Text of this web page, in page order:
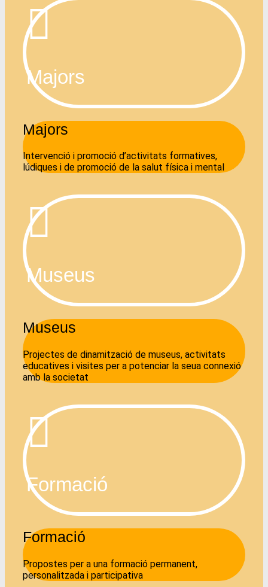
Majors
Majors
Intervenció i promoció d’activitats formatives,
lúdiques i de promoció de la salut física i mental
Museus
Museus
Projectes de dinamització de museus, activitats
educatives i visites per a potenciar la seua connexió
amb la societat
Formació
Formació
Propostes per a una formació permanent,
personalitzada i participativa